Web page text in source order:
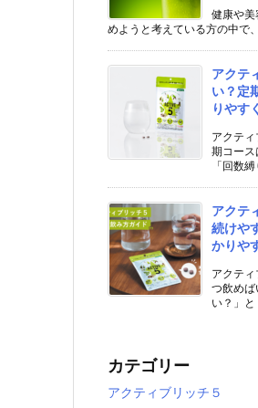
健康や
めようと考えている方の中で
アクテ
い？定
りやす
アクテ
期コース
「回数
アクテ
続けや
かりや
アクテ
つ飲め
い？」と
カテゴリー
アクティブリッチ５